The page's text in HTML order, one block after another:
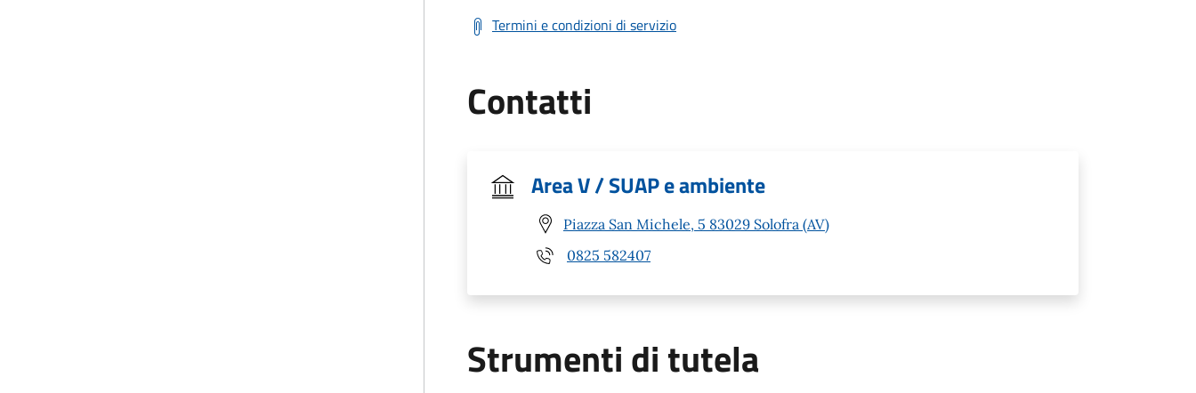
Termini e condizioni di servizio
Contatti
Area V / SUAP e ambiente
Piazza San Michele, 5 83029 Solofra (AV)
0825 582407
Strumenti di tutela